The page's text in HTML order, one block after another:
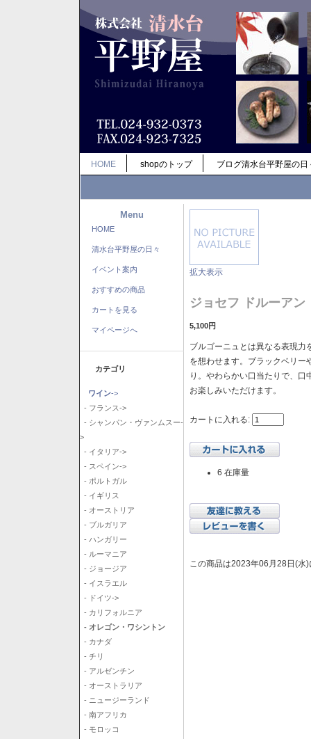
HOME shopのトップ ブログ清水台平野屋の日
Menu
HOME
清水台平野屋の日々
イベント案内
おすすめの商品
カートを見る
マイページへ
カテゴリ
ワイン->
- フランス->
- シャンパン・ヴァンムスー-
>
- イタリア->
- スペイン->
- ポルトガル
- イギリス
- オーストリア
- ブルガリア
- ハンガリー
- ルーマニア
- ジョージア
- イスラエル
- ドイツ->
- カリフォルニア
- オレゴン・ワシントン
- カナダ
- チリ
- アルゼンチン
- オーストラリア
- ニュージーランド
- 南アフリカ
- モロッコ
拡大表示
ジョセフ ドルーア
5,100円
ブルゴーニュとは異なる表現力
を想わせます。ブラックベリー
り。やわらかい口当たりで、
お楽しみいただけます。
カートに入れる:
6 在庫量
この商品は2023年06月28日(水